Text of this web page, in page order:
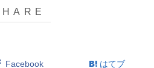
Facebook はてブ